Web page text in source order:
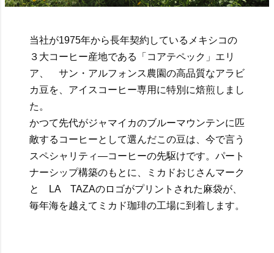
当社が1975年から長年契約しているメキシコの
３大コーヒー産地である「コアテペック」エリ
ア、 サン・アルフォンス農園の高品質なアラビ
カ豆を、アイスコーヒー専用に特別に焙煎しまし
た。
かつて先代がジャマイカのブルーマウンテンに匹
敵するコーヒーとして選んだこの豆は、今で言う
スペシャリティ―コーヒーの先駆けです。パート
ナーシップ構築のもとに、ミカドおじさんマーク
と LA TAZAのロゴがプリントされた麻袋が、
毎年海を越えてミカド珈琲の工場に到着します。